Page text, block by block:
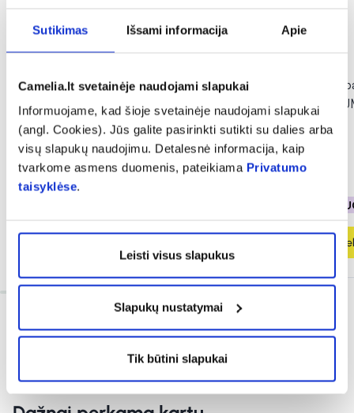
Sutikimas Išsami informacija Apie
Camelia.lt svetainėje naudojami slapukai
Informuojame, kad šioje svetainėje naudojami slapukai
(angl. Cookies). Jūs galite pasirinkti sutikti su dalies arba
visų slapukų naudojimu. Detalesnė informacija, kaip
tvarkome asmens duomenis, pateikiama Privatumo
taisyklėse.
Leisti visus slapukus
Slapukų nustatymai
Tik būtini slapukai
INGENCARE vaikiški pleistrai
TATOO, 10 vnt.
1,16 € 1,94 €
NORDICS dantų
KIDS BUBBLE
Įvertinimas 5.0 iš 5
3,99 €
% PAPILDOMA
Į